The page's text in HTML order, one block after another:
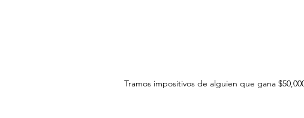
Tramos impositivos de alguien que gana